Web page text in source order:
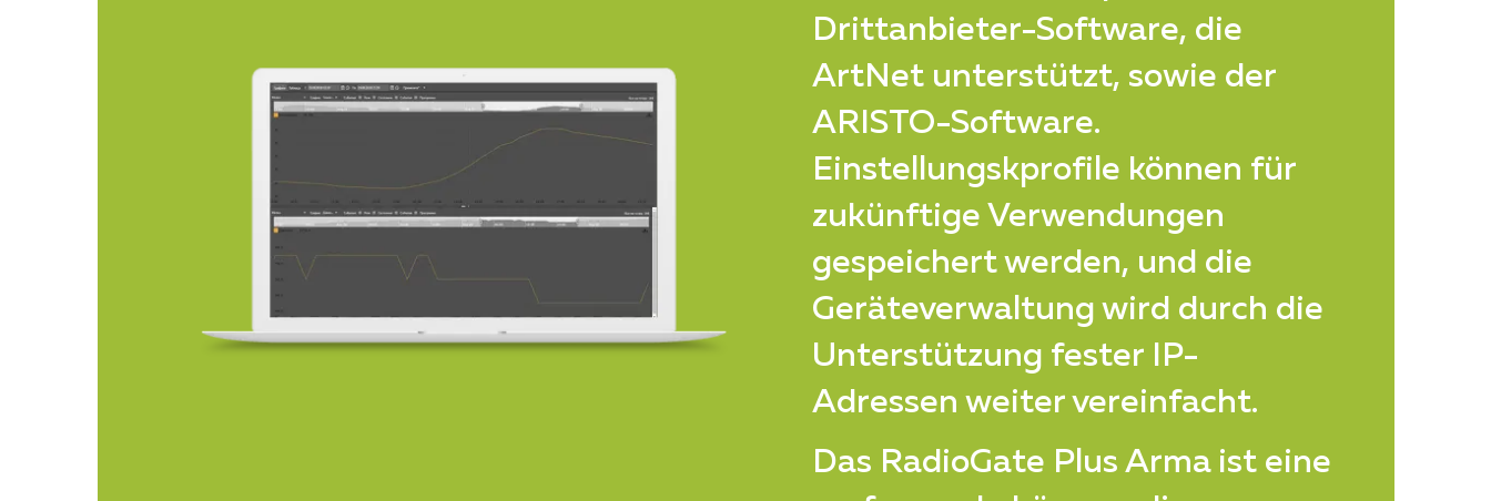
Drittanbieter-Software, die
ArtNet unterstützt, sowie der
ARISTO-Software.
Einstellungskprofile können für
zukünftige Verwendungen
gespeichert werden, und die
Geräteverwaltung wird durch die
Unterstützung fester IP-
Adressen weiter vereinfacht.
Das RadioGate Plus Arma ist eine